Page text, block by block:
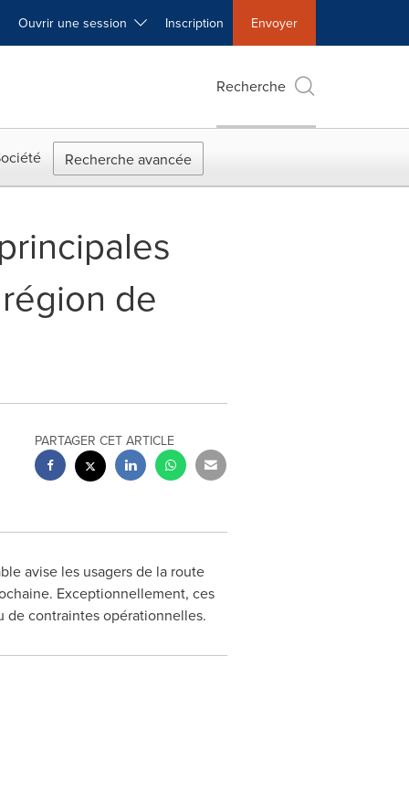
Ouvrir une session Inscription Envoyer
Recherche
Recherche avancée
de
PARTAGER CET ARTICLE
avise les usagers de la route
Exceptionnellement, ces
de contraintes opérationnelles.